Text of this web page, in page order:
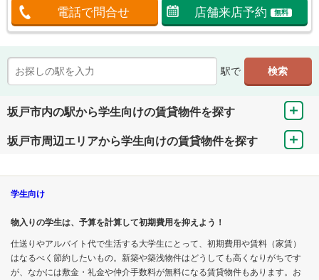
電話で問合せ 店舗来店予約 無料
駅で
坂戸市内の駅から学生向けの賃貸物件を探す
坂戸市周辺エリアから学生向けの賃貸物件を探す
学生向け
物入りの学生は、予算を計算して初期費用を抑えよう！
仕送りやアルバイト代で生活する大学生にとって、初期費用や賃料（家賃）
はなるべく節約したいもの。新築や築浅物件はどうしても高くなりがちです
が、なかには敷金・礼金や仲介手数料が無料になる賃貸物件もあります。お